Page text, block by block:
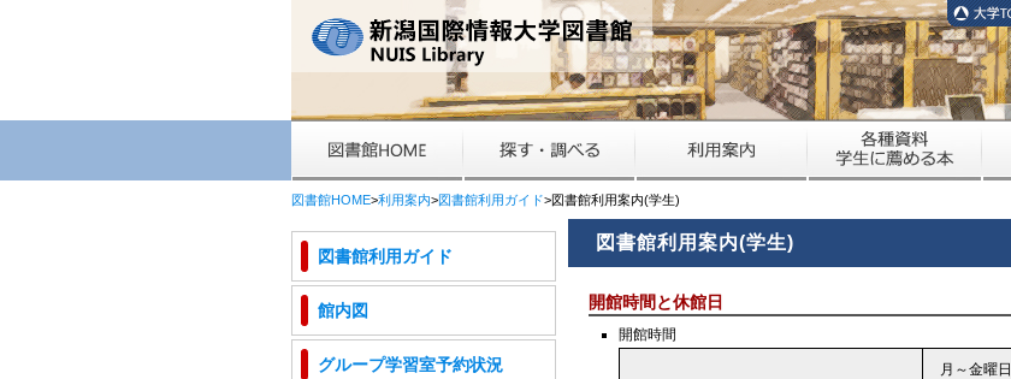
図書館HOME>利用案内>図書館利用ガイド>図書館利用案内(学生)
図書館利用ガイド
館内図
グループ学習室予約状況
図書館利用案内(学生)
開館時間と休館日
開館時間
月～金曜日